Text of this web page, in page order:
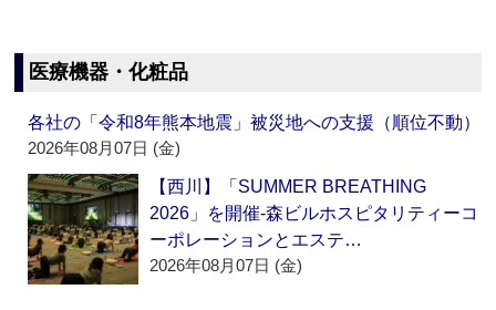
医療機器・化粧品
各社の「令和8年熊本地震」被災地への支援（順位不動）
2026年08月07日 (金)
【西川】「SUMMER BREATHING
2026」を開催‐森ビルホスピタリティーコ
ーポレーションとエステ…
2026年08月07日 (金)